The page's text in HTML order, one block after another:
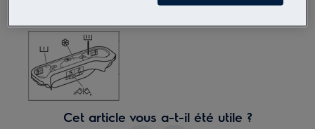
Cet article vous a-t-il été utile ?